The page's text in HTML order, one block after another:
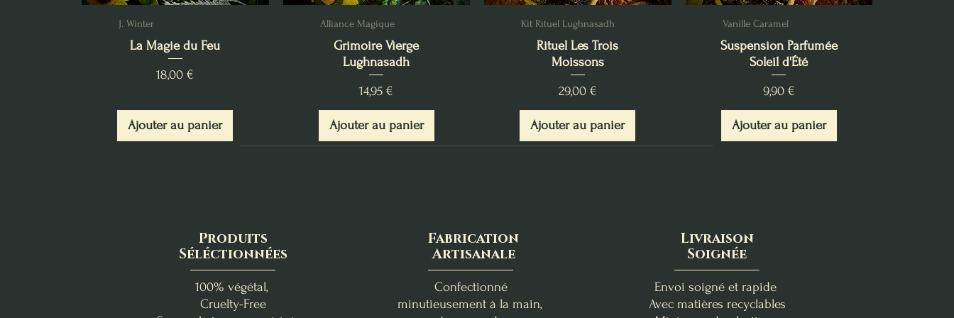
J. Winter
La Magie du Feu
Prix
18,00 €
Ajouter au panier
Alliance Magique
Grimoire Vierge
Lughnasadh
Prix
14,95 €
Ajouter au panier
Kit Rituel Lughnasadh
Rituel Les Trois
Moissons
Prix
29,00 €
Ajouter au panier
Vanille Caramel
Suspension Parfumée
Soleil d'Été
Prix
9,90 €
Ajouter au panier
Produits
Séléctionnées
100% végétal,
Cruelty-Free
Fabrication
Artisanale
Confectionné
minutieusement à la main,
Livraison
Soignée
Envoi soigné et rapide
Avec matières recyclables